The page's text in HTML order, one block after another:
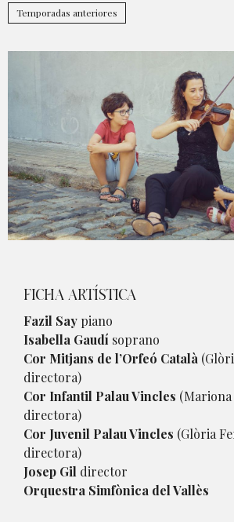
Temporadas anteriores
FICHA ARTÍSTICA
Fazil Say piano
Isabella Gaudí soprano
Cor Mitjans de l’Orfeó Català
directora)
Cor Infantil Palau Vincles
directora)
Cor Juvenil Palau Vincles (Glòria
directora)
Josep Gil director
Orquestra Simfònica del Vallès